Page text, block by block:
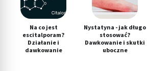
Na co jest
escitalporam?
Działanie i
dawkowanie
Nystatyna - jak długo
stosować?
Dawkowanie i skutki
uboczne